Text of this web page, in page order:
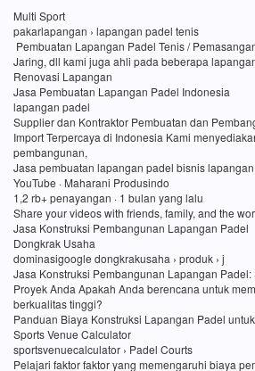
Multi Sport
pakarlapangan › lapangan padel tenis
Pembuatan Lapangan Padel Tenis /
Jaring, dll kami juga ahli pada beberapa
Renovasi Lapangan
Jasa Pembuatan Lapangan Padel Indonesia
lapangan padel
Supplier dan Kontraktor Pembuatan dan
Import Terpercaya di Indonesia Kami
pembangunan,
Jasa pembuatan lapangan padel bisnis
YouTube · Maharani Produsindo
1,2 rb+ penayangan · 1 bulan yang lalu
Share your videos with friends, family, and the
Jasa Konstruksi Pembangunan Lapangan Padel
Dongkrak Usaha
dominasigoogle dongkrakusaha › produk › j
Jasa Konstruksi Pembangunan Lapangan
Proyek Anda Apakah Anda berencana untuk
berkualitas tinggi?
Panduan Biaya Konstruksi Lapangan Padel
Sports Venue Calculator
sportsvenuecalculator › Padel Courts
Pelajari faktor faktor yang memengaruhi biaya